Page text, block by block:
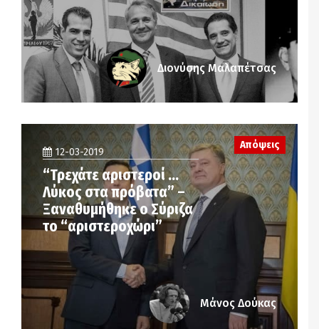
Διονύσης Μαλαπέτσας
12-03-2019
“Τρεχάτε αριστεροί …
Λύκος στα πρόβατα” –
Ξαναθυμήθηκε ο Σύριζα
το “αριστεροχώρι”
Απόψεις
Μάνος Δούκας